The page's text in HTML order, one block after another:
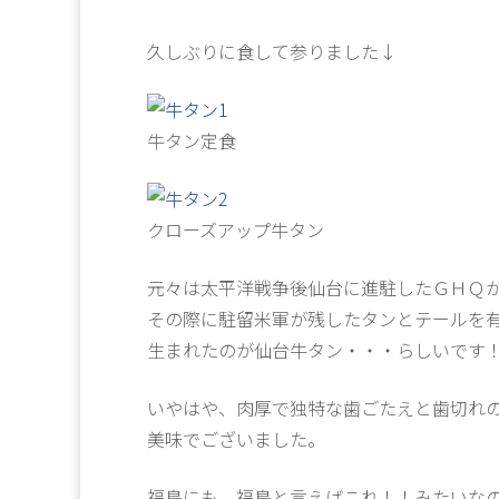
久しぶりに食して参りました↓
牛タン定食
クローズアップ牛タン
元々は太平洋戦争後仙台に進駐したＧＨＱ
その際に駐留米軍が残したタンとテールを
生まれたのが仙台牛タン・・・らしいです
いやはや、肉厚で独特な歯ごたえと歯切れ
美味でございました。